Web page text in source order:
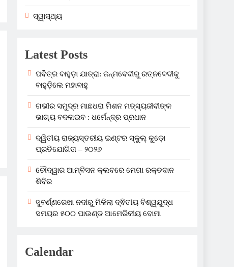
ସ୍ୱାସ୍ଥ୍ୟ
Latest Posts
ପବିତ୍ର ବାହୁଡ଼ା ଯାତ୍ରା: ଜନ୍ମବେଦୀରୁ ରତ୍ନବେଦୀକୁ
ବାହୁଡ଼ିଲେ ମହାବାହୁ
ଗଭୀର ସମୁଦ୍ର ମାଛଧରା ମିଶନ ମତ୍ସ୍ୟଜୀବୀଙ୍କ
ଭାଗ୍ୟ ବଦଳାଇବ : ଧର୍ମେନ୍ଦ୍ର ପ୍ରଧାନ
ଦ୍ୱିତୀୟ ରାଜ୍ୟସ୍ତରୀୟ ଇଣ୍ଟର ସ୍କୁଲ୍ କୁଡ଼ୋ
ପ୍ରତିଯୋଗିତା – ୨୦୨୬
ଚୌଦ୍ୱାର ଆମ୍ବିସନ କ୍ଲବରେ ମେଗା ରକ୍ତଦାନ
ଶିବିର
ସୁବର୍ଣ୍ଣରେଖା ନଦୀରୁ ମିଳିଲା ଦ୍ଵିତୀୟ ବିଶ୍ୱଯୁଦ୍ଧ
ସମୟର ୫୦୦ ପାଉଣ୍ଡ ଆମେରିକୀୟ ବୋମା
Calendar